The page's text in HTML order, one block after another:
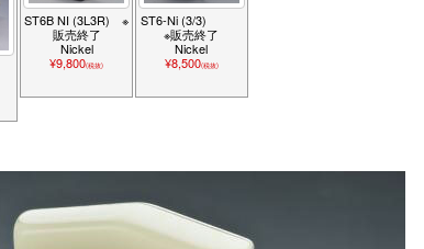
ST6B NI (3L3R) ※
販売終了
Nickel
¥9,800(税抜)
ST6-Ni (3/3)
※販売終了
Nickel
¥8,500(税抜)